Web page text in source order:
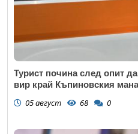
Турист почина след опит
вир край Къпиновския
05 август 68 0